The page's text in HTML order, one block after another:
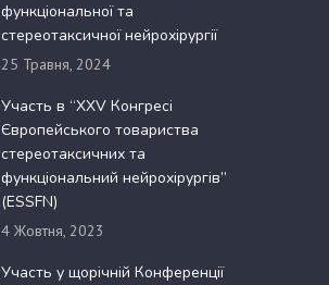
функціональної та
стереотаксичної нейрохірургії
25 Травня, 2024
Участь в “XXV Конгресі
Європейського товариства
стереотаксичних та
функціональний нейрохірургів”
(ESSFN)
4 Жовтня, 2023
Участь у щорічній Конференції